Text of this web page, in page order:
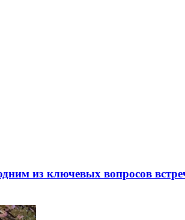
из ключевых вопросов